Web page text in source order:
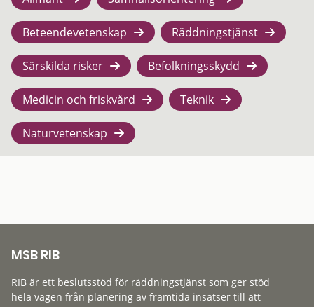
Beteendevetenskap Räddningstjänst
Särskilda risker Befolkningsskydd
Medicin och friskvård Teknik
Naturvetenskap
MSB RIB
RIB är ett beslutsstöd för räddningstjänst som ger stöd
hela vägen från planering av framtida insatser till att